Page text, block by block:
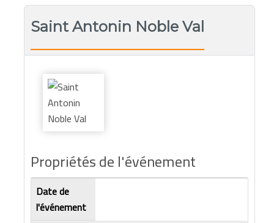
Saint Antonin Noble Val
Propriétés de l'événement
Date de
l'événement